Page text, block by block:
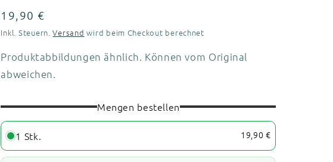
Normaler
Preis
19,90 €
Inkl. Steuern.Versand wird beim Checkout berechnet
Produktabbildungen ähnlich. Können vom Original
abweichen.
Mengen bestellen
1 Stk. 19,90 €